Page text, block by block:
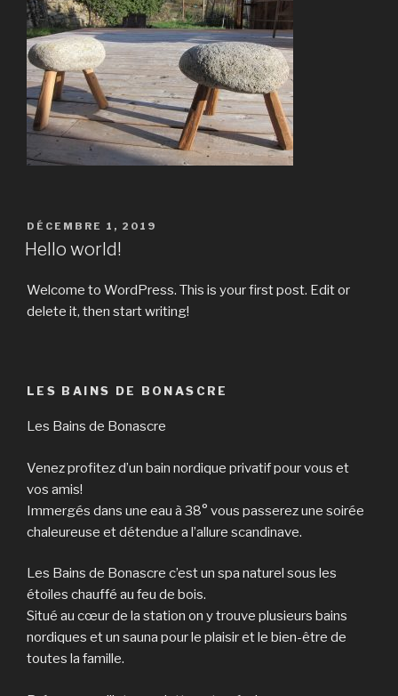
PUBLIÉ
LE
DÉCEMBRE 1, 2019
Hello world!
Welcome to WordPress. This is your first post. Edit or
delete it, then start writing!
LES BAINS DE BONASCRE
Les Bains de Bonascre
Venez profitez d’un bain nordique privatif pour vous et
vos amis!
Immergés dans une eau à 38° vous passerez une soirée
chaleureuse et détendue a l’allure scandinave.
Les Bains de Bonascre c’est un spa naturel sous les
étoiles chauffé au feu de bois.
Situé au cœur de la station on y trouve plusieurs bains
nordiques et un sauna pour le plaisir et le bien-être de
toutes la famille.